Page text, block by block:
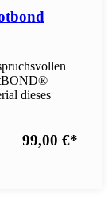
dieses
99,00 €*